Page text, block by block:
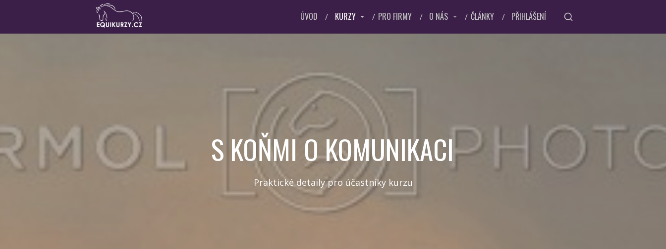
ÚVOD KURZY PRO FIRMY O NÁS ČLÁNKY PŘIHLÁŠENÍ
S KOŇMI O KOMUNIKACI
Praktické detaily pro účastníky kurzu